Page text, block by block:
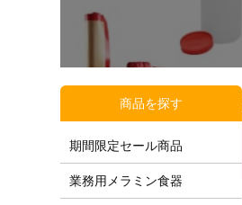
商品を探す
期間限定セール商品
業務用メラミン食器